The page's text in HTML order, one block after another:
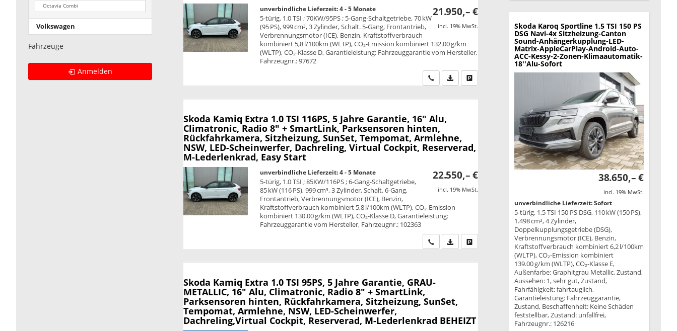
21.950,– €
incl. 19% MwSt.
unverbindliche Lieferzeit: 4 - 5 Monate
5-türig, 1.0 TSI ; 70KW/95PS ; 5-Gang-Schaltgetriebe, 70 kW
(95 PS), 999 cm³, 3 Zylinder, Schalt. 5-Gang, Frontantrieb,
Verbrennungsmotor (ICE), Benzin, Kraftstoffverbrauch
kombiniert 5,8 l/100km (WLTP), CO₂-Emission kombiniert 132.00 g/km
(WLTP), CO₂-Klasse D, Garantieleistung: Fahrzeuggarantie vom Hersteller,
Fahrzeugnr.: 97672
Wir rufen Sie anPDF-Datei, Fahrzeugexposé drucken
Skoda Kamiq Extra 1.0 TSI 116PS, 5 Jahre Garantie, 16" Alu,
Climatronic, Radio 8" + SmartLink, Parksensoren hinten,
Rückfahrkamera, Sitzheizung, SunSet, Tempomat, Armlehne,
NSW, LED-Scheinwerfer, Dachreling, Virtual Cockpit, Reserverad,
M-Lederlenkrad, Easy Start
22.550,– €
incl. 19% MwSt.
unverbindliche Lieferzeit: 4 - 5 Monate
5-türig, 1.0 TSI ; 85KW/116PS ; 6-Gang-Schaltgetriebe,
85 kW (116 PS), 999 cm³, 3 Zylinder, Schalt. 6-Gang,
Frontantrieb, Verbrennungsmotor (ICE), Benzin,
Kraftstoffverbrauch kombiniert 5,8 l/100km (WLTP), CO₂-Emission
kombiniert 130.00 g/km (WLTP), CO₂-Klasse D, Garantieleistung:
Fahrzeuggarantie vom Hersteller, Fahrzeugnr.: 102363
Wir rufen Sie anPDF-Datei, Fahrzeugexposé drucken
Drucken, parken oder vergleichen
Skoda Kamiq Extra 1.0 TSI 95PS, 5 Jahre Garantie, GRAU-
METALLIC, 16" Alu, Climatronic, Radio 8" + SmartLink,
Parksensoren hinten, Rückfahrkamera, Sitzheizung, SunSet,
Tempomat, Armlehne, NSW, LED-Scheinwerfer,
Dachreling,Virtual Cockpit, Reserverad, M-Lederlenkrad BEHEIZT
Octavia Combi
Volkswagen
Fahrzeuge
Anmelden
Skoda Karoq Sportline 1,5 TSI 150 PS
DSG Navi-4x Sitzheizung-Canton
Sound-Anhängerkupplung-LED-
Matrix-AppleCarPlay-Android-Auto-
ACC-Kessy-2-Zonen-Klimaautomatik-
18''Alu-Sofort
38.650,– €
incl. 19% MwSt.
unverbindliche Lieferzeit: Sofort
5-türig, 1,5 TSI 150 PS DSG, 110 kW (150 PS),
1.498 cm³, 4 Zylinder,
Doppelkupplungsgetriebe (DSG),
Verbrennungsmotor (ICE), Benzin,
Kraftstoffverbrauch kombiniert 6,2 l/100km
(WLTP), CO₂-Emission kombiniert
139.00 g/km (WLTP), CO₂-Klasse E,
Außenfarbe: Graphitgrau Metallic, Zustand,
Aussehen: 1, sehr gut, Zustand,
Fahrfähigkeit: fahrtauglich,
Garantieleistung: Fahrzeuggarantie,
Zustand, Beschaffenheit: Keine Schäden
feststellbar, Zustand: unfallfrei,
Fahrzeugnr.: 126216